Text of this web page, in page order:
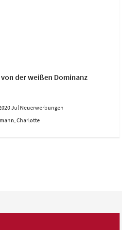
der weißen Dominanz
Jul Neuerwerbungen
Charlotte